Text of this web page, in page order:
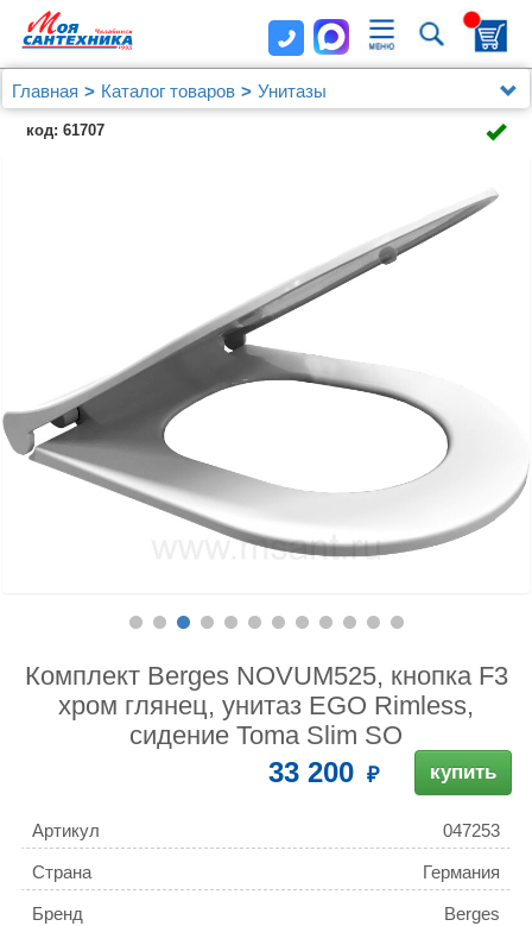
Главная Каталог товаров
Унитазы
Унитазы Berges Wasserhaus
Комплект Berges NOVUM525, кнопка F3 хром глянец,
код: 61707
Комплект Berges NOVUM525, кнопка F3
хром глянец, унитаз EGO Rimless,
сидение Toma Slim SO
33 200 купить
Артикул 047253
Страна Германия
Бренд Berges